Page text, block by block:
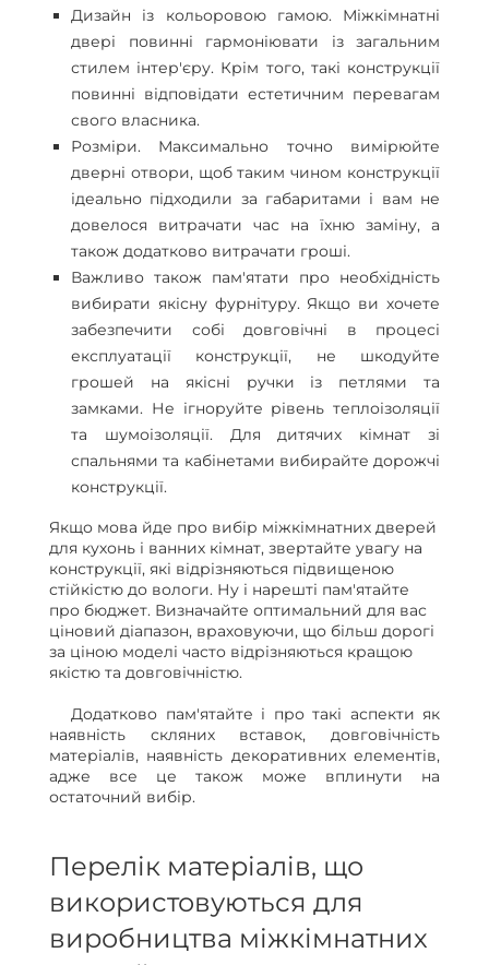
Дизайн із кольоровою гамою. Міжкімнатні
двері повинні гармоніювати із загальним
стилем інтер'єру. Крім того, такі конструкції
повинні відповідати естетичним перевагам
свого власника.
Розміри. Максимально точно вимірюйте
дверні отвори, щоб таким чином конструкції
ідеально підходили за габаритами і вам не
довелося витрачати час на їхню заміну, а
також додатково витрачати гроші.
Важливо також пам'ятати про необхідність
вибирати якісну фурнітуру. Якщо ви хочете
забезпечити собі довговічні в процесі
експлуатації конструкції, не шкодуйте
грошей на якісні ручки із петлями та
замками. Не ігноруйте рівень теплоізоляції
та шумоізоляції. Для дитячих кімнат зі
спальнями та кабінетами вибирайте дорожчі
конструкції.
Якщо мова йде про вибір міжкімнатних дверей
для кухонь і ванних кімнат, звертайте увагу на
конструкції, які відрізняються підвищеною
стійкістю до вологи. Ну і нарешті пам'ятайте
про бюджет. Визначайте оптимальний для вас
ціновий діапазон, враховуючи, що більш дорогі
за ціною моделі часто відрізняються кращою
якістю та довговічністю.
Додатково пам'ятайте і про такі аспекти як
наявність скляних вставок, довговічність
матеріалів, наявність декоративних елементів,
адже все це також може вплинути на
остаточний вибір.
Перелік матеріалів, що
використовуються для
виробництва міжкімнатних